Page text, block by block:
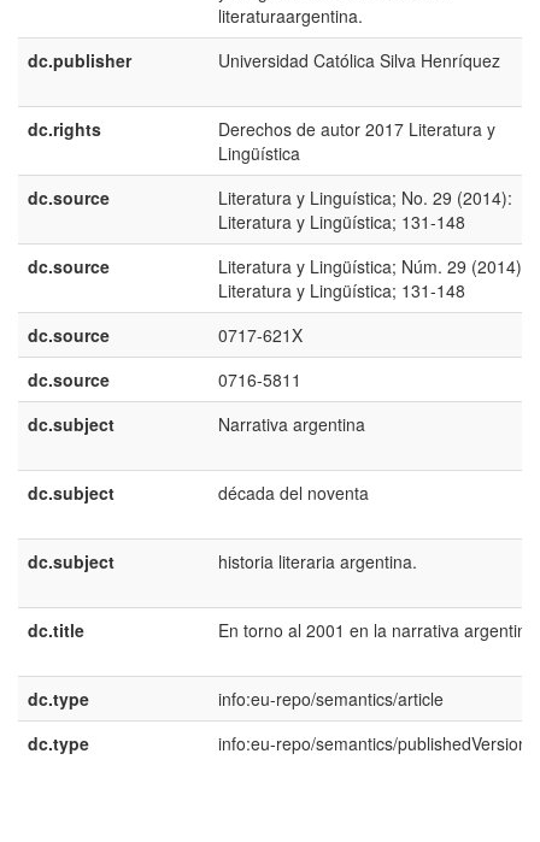
literaturaargentina.
dc.publisher
Universidad Católica Silva Henrí­quez
dc.rights
Derechos de autor 2017 Literatura y
Lingüística
dc.source
Literatura y Linguí­stica; No. 29 (2014):
Literatura y Lingüística; 131-148
dc.source
Literatura y Lingüística; Núm. 29 (2014):
Literatura y Lingüística; 131-148
dc.source
0717-621X
dc.source
0716-5811
dc.subject
Narrativa argentina
dc.subject década del noventa
dc.subject historia literaria argentina.
dc.title En torno al 2001 en la narrativa argentina
dc.type
info:eu-repo/semantics/article
dc.type
info:eu-repo/semantics/publishedVersion